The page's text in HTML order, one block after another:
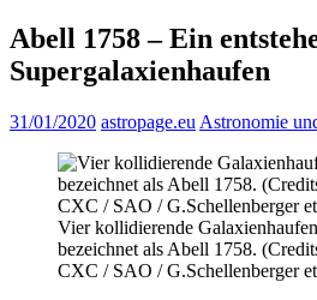
Abell 1758 – Ein
Supergalaxienhaufen
31/01/2020 astropage.eu Astronomie
Vier kollidierende
bezeichnet als Abell 1758.
CXC / SAO / G.Schellenberger